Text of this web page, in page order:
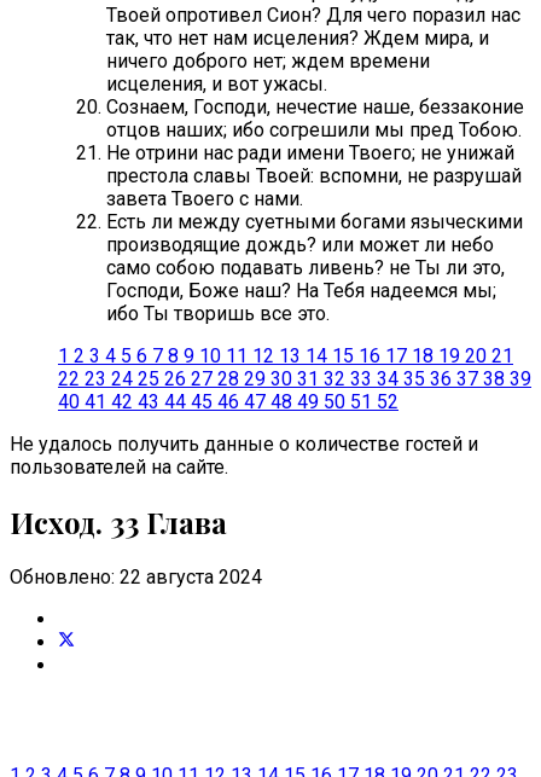
Твоей опротивел Сион? Для чего поразил нас
так, что нет нам исцеления? Ждем мира, и
ничего доброго нет; ждем времени
исцеления, и вот ужасы.
Сознаем, Господи, нечестие наше, беззаконие
отцов наших; ибо согрешили мы пред Тобою.
Не отрини нас ради имени Твоего; не унижай
престола славы Твоей: вспомни, не разрушай
завета Твоего с нами.
Есть ли между суетными богами языческими
производящие дождь? или может ли небо
само собою подавать ливень? не Ты ли это,
Господи, Боже наш? На Тебя надеемся мы;
ибо Ты творишь все это.
1 2 3 4 5 6 7 8 9 10 11 12 13 14 15 16 17 18 19 20 21
22 23 24 25 26 27 28 29 30 31 32 33 34 35 36 37 38 39
40 41 42 43 44 45 46 47 48 49 50 51 52
Не удалось получить данные о количестве гостей и
пользователей на сайте.
Исход. 33 Глава
Обновлено: 22 августа 2024